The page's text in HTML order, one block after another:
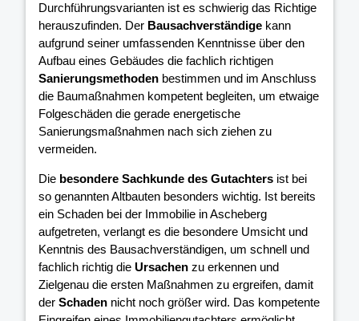
Durchführungsvarianten ist es schwierig das Richtige
herauszufinden. Der Bausachverständige kann
aufgrund seiner umfassenden Kenntnisse über den
Aufbau eines Gebäudes die fachlich richtigen
Sanierungsmethoden bestimmen und im Anschluss
die Baumaßnahmen kompetent begleiten, um etwaige
Folgeschäden die gerade energetische
Sanierungsmaßnahmen nach sich ziehen zu
vermeiden.
Die besondere Sachkunde des Gutachters ist bei
so genannten Altbauten besonders wichtig. Ist bereits
ein Schaden bei der Immobilie in Ascheberg
aufgetreten, verlangt es die besondere Umsicht und
Kenntnis des Bausachverständigen, um schnell und
fachlich richtig die Ursachen zu erkennen und
Zielgenau die ersten Maßnahmen zu ergreifen, damit
der Schaden nicht noch größer wird. Das kompetente